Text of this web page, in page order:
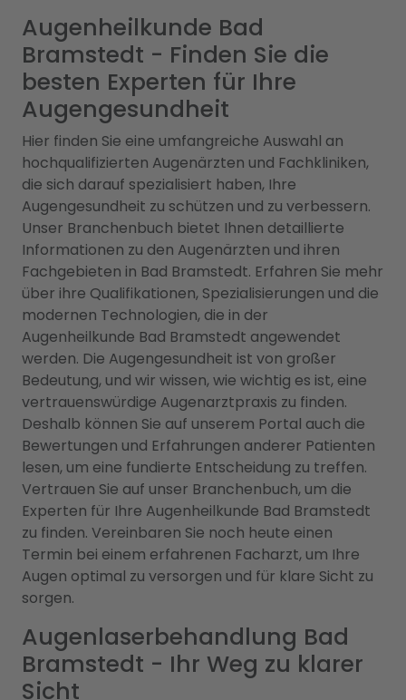
Augenheilkunde Bad
Bramstedt - Finden Sie die
besten Experten für Ihre
Augengesundheit
Hier finden Sie eine umfangreiche Auswahl an
hochqualifizierten Augenärzten und Fachkliniken,
die sich darauf spezialisiert haben, Ihre
Augengesundheit zu schützen und zu verbessern.
Unser Branchenbuch bietet Ihnen detaillierte
Informationen zu den Augenärzten und ihren
Fachgebieten in Bad Bramstedt. Erfahren Sie mehr
über ihre Qualifikationen, Spezialisierungen und die
modernen Technologien, die in der
Augenheilkunde Bad Bramstedt angewendet
werden. Die Augengesundheit ist von großer
Bedeutung, und wir wissen, wie wichtig es ist, eine
vertrauenswürdige Augenarztpraxis zu finden.
Deshalb können Sie auf unserem Portal auch die
Bewertungen und Erfahrungen anderer Patienten
lesen, um eine fundierte Entscheidung zu treffen.
Vertrauen Sie auf unser Branchenbuch, um die
Experten für Ihre Augenheilkunde Bad Bramstedt
zu finden. Vereinbaren Sie noch heute einen
Termin bei einem erfahrenen Facharzt, um Ihre
Augen optimal zu versorgen und für klare Sicht zu
sorgen.
Augenlaserbehandlung Bad
Bramstedt - Ihr Weg zu klarer
Sicht